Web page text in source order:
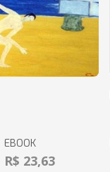
EBOOK
R$ 23,63